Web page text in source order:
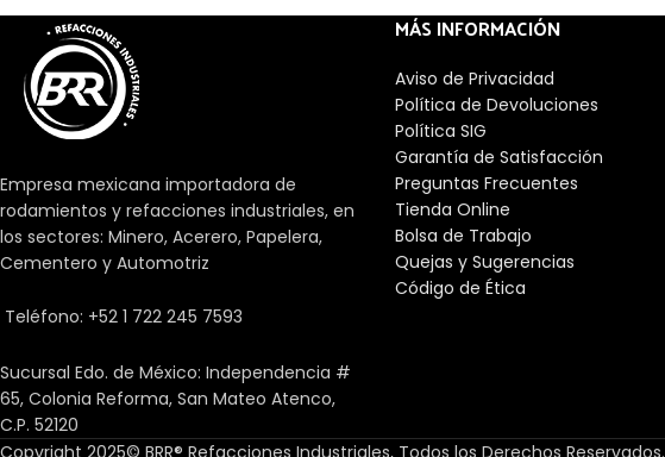
Empresa mexicana importadora de
rodamientos y refacciones industriales, en
los sectores: Minero, Acerero, Papelera,
Cementero y Automotriz
Teléfono: +52 1 722 245 7593
Sucursal Edo. de México: Independencia #
65, Colonia Reforma, San Mateo Atenco,
C.P. 52120
MÁS INFORMACIÓN
Aviso de Privacidad
Política de Devoluciones
Política SIG
Garantía de Satisfacción
Preguntas Frecuentes
Tienda Online
Bolsa de Trabajo
Quejas y Sugerencias
Código de Ética
Copyright 2025© BRR® Refacciones Industriales, Todos los Derechos Reservados.